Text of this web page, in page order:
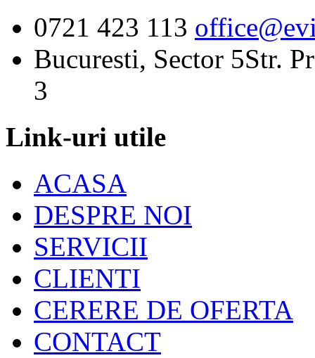
0721 423 113
Bucuresti, Sector 5Str.
3
Link-uri utile
ACASA
DESPRE NOI
SERVICII
CLIENTI
CERERE DE OFERTA
CONTACT